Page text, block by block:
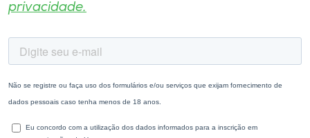
privacidade.